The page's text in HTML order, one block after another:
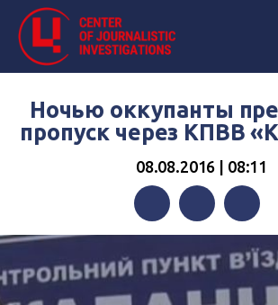
Ночью оккупанты
пропуск через КПВВ
08.08.2016 | 08:11
FacebookTwitter